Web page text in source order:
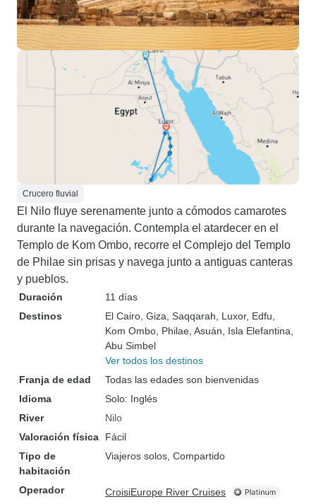
Crucero fluvial
El Nilo fluye serenamente junto a cómodos camarotes
durante la navegación. Contempla el atardecer en el
Templo de Kom Ombo, recorre el Complejo del Templo
de Philae sin prisas y navega junto a antiguas canteras
y pueblos.
Duración
11 días
Destinos
El Cairo , Giza , Saqqarah , Luxor, Edfu
Kom Ombo , Philae , Asuán , Isla Elefantina
Abu Simbel
Ver todos los destinos
Franja de edad
Todas las edades son bienvenidas
Idioma
Solo: Inglés
River
Nilo
Valoración física
Fácil
Tipo de
habitación
Viajeros solos, Compartido
Operador CroisiEurope River Cruises